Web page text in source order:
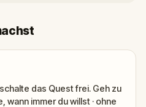
das Quest frei. Geh zu
wann immer du willst · ohne